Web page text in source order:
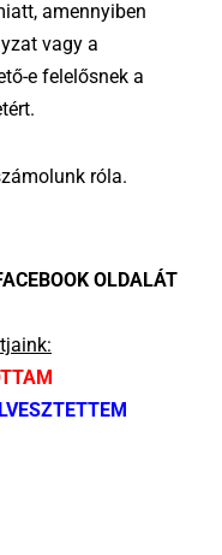
amennyiben
vagy a
e felelősnek a
róla.
OLDALÁT